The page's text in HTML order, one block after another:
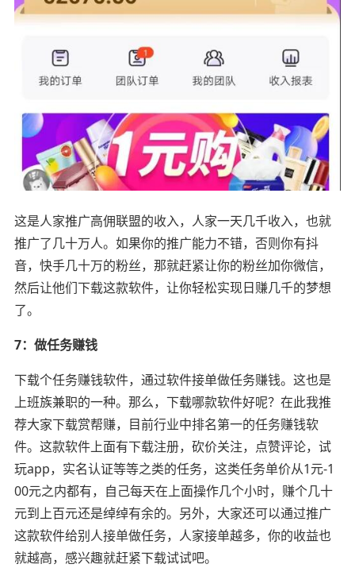
这是人家推广高佣联盟的收入，人家一天几千收入，也就
推广了几十万人。如果你的推广能力不错，否则你有抖
音，快手几十万的粉丝，那就赶紧让你的粉丝加你微信，
然后让他们下载这款软件，让你轻松实现日赚几千的梦想
了。
7：做任务赚钱
下载个任务赚钱软件，通过软件接单做任务赚钱。这也是
上班族兼职的一种。那么，下载哪款软件好呢？在此我推
荐大家下载赏帮赚，目前行业中排名第一的任务赚钱软
件。这款软件上面有下载注册，砍价关注，点赞评论，试
玩app，实名认证等等之类的任务，这类任务单价从1元-1
00元之内都有，自己每天在上面操作几个小时，赚个几十
元到上百元还是绰绰有余的。另外，大家还可以通过推广
这款软件给别人接单做任务，人家接单越多，你的收益也
就越高，感兴趣就赶紧下载试试吧。